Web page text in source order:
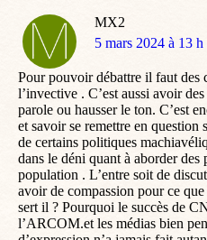
MX2
dit
5 mars 2024 à 13
Pour pouvoir débattre il faut des
l’invective . C’est aussi avoir
parole ou hausser le ton. C’est
et savoir se remettre en question
de certains politiques
dans le déni quant à aborder
population . L’entre soit de
avoir de compassion pour ce
sert il ? Pourquoi le succès de
l’ARCOM.et les médias bien